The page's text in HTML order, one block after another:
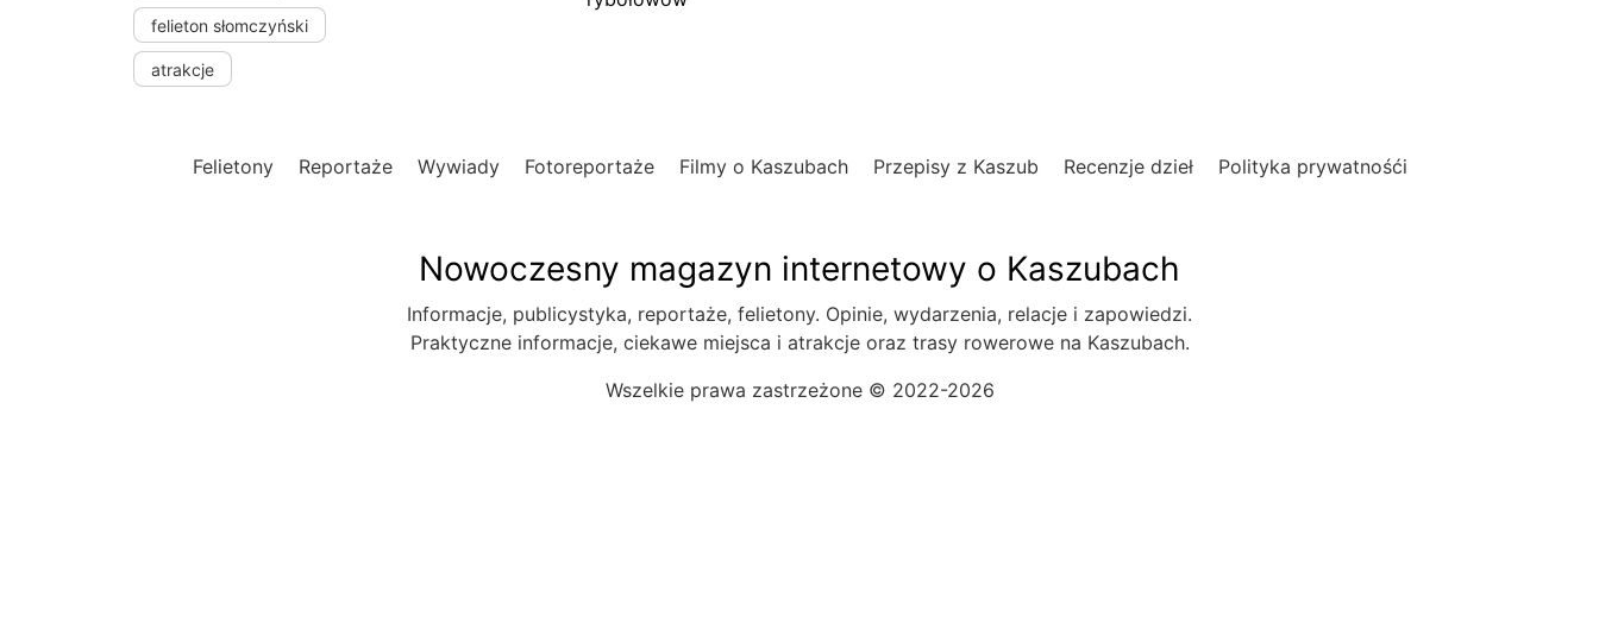
felieton słomczyński
atrakcje
Felietony Reportaże Wywiady Fotoreportaże Filmy o Kaszubach Przepisy z Kaszub Recenzje dzieł Polityka prywatnośći
Nowoczesny magazyn internetowy o Kaszubach
Informacje, publicystyka, reportaże, felietony. Opinie, wydarzenia, relacje i zapowiedzi.
Praktyczne informacje, ciekawe miejsca i atrakcje oraz trasy rowerowe na Kaszubach.
Wszelkie prawa zastrzeżone © 2022-2026